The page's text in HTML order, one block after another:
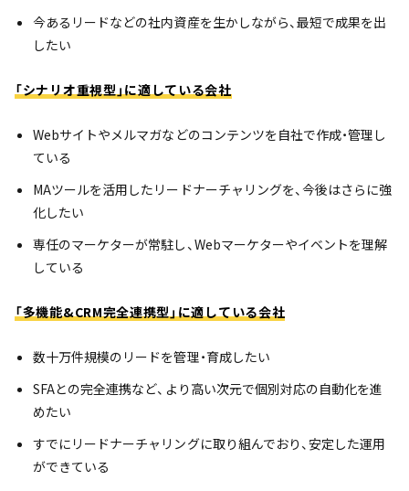
今あるリードなどの社内資産を生かしながら、最短で成果を出
したい
「シナリオ重視型」に適している会社
Webサイトやメルマガなどのコンテンツを自社で作成・管理し
ている
MAツールを活用したリードナーチャリングを、今後はさらに強
化したい
専任のマーケターが常駐し、Webマーケターやイベントを理解
している
「多機能&CRM完全連携型」に適している会社
数十万件規模のリードを管理・育成したい
SFAとの完全連携など、より高い次元で個別対応の自動化を進
めたい
すでにリードナーチャリングに取り組んでおり、安定した運用
ができている